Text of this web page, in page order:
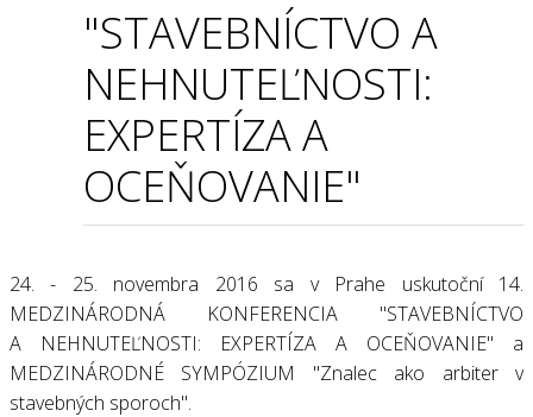
"STAVEBNÍCTVO A
NEHNUTEĽNOSTI:
EXPERTÍZA A
OCEŇOVANIE"
24. - 25. novembra 2016 sa v Prahe uskutoční 14.
МЕDZINÁRODNÁ KONFERENCIA "STAVEBNÍCTVO
A NEHNUTEĽNOSTI: EXPERTÍZA A OCEŇOVANIE" a
МЕDZINÁRODNÉ SYMPÓZIUM "Znalec ako arbiter v
stavebných sporoch".